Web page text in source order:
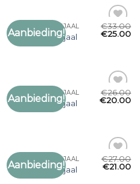
Aanbieding!
Toevoegen
PARAJUMPER SJAAL
parajumper sjaal
€33.00
€25.00
Aanbieding!
Toevoegen
PARAJUMPER SJAAL
parajumper sjaal
€26.00
€20.00
Aanbieding!
Toevoegen
PARAJUMPER SJAAL
parajumper sjaal
€27.00
€21.00